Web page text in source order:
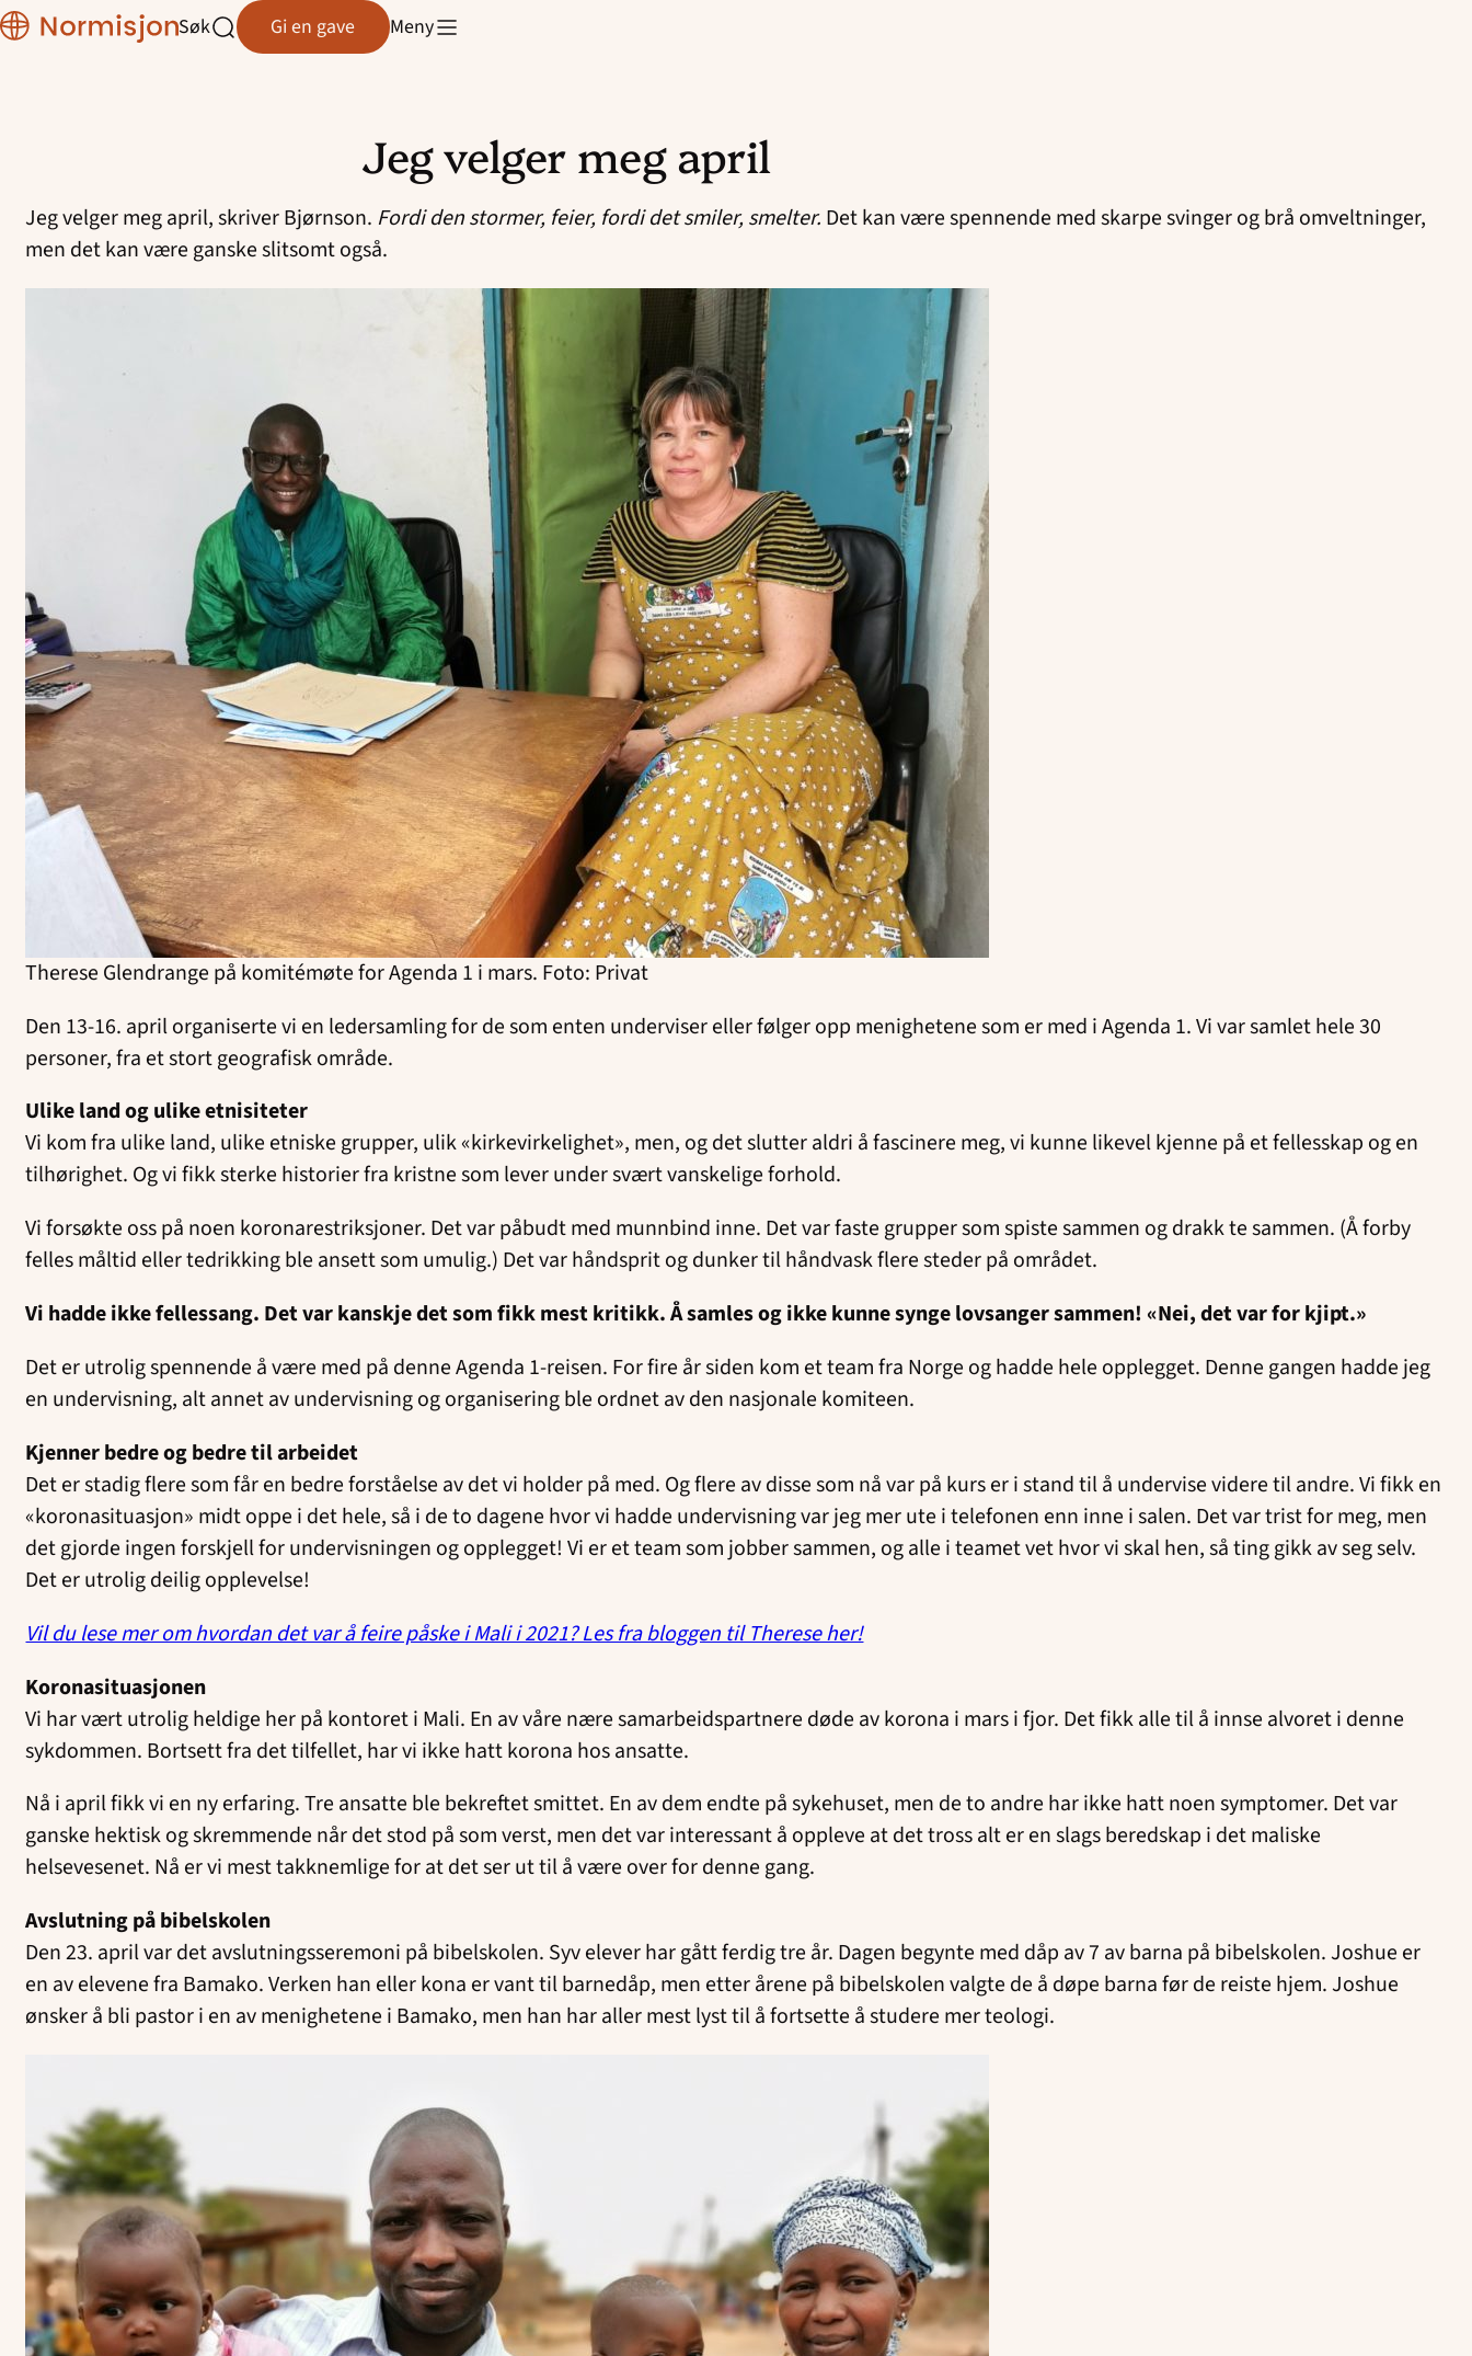
innhold
Normisjon
Åpne
Søk Gi en gave Meny
Normisjon Telemark
Normisjon Øst
Normisjon Østfold
Jeg velger meg april
Jeg velger meg april, skriver Bjørnson. Fordi den stormer, feier, fordi det smiler, smelter. Det kan være spennende med skarpe svinger og brå omveltninger,
men det kan være ganske slitsomt også.
Therese Glendrange på komitémøte for Agenda 1 i mars. Foto: Privat
Den 13-16. april organiserte vi en ledersamling for de som enten underviser eller følger opp menighetene som er med i Agenda 1. Vi var samlet hele 30
personer, fra et stort geografisk område.
Ulike land og ulike etnisiteter
Vi kom fra ulike land, ulike etniske grupper, ulik «kirkevirkelighet», men, og det slutter aldri å fascinere meg, vi kunne likevel kjenne på et fellesskap og en
tilhørighet. Og vi fikk sterke historier fra kristne som lever under svært vanskelige forhold.
Vi forsøkte oss på noen koronarestriksjoner. Det var påbudt med munnbind inne. Det var faste grupper som spiste sammen og drakk te sammen. (Å forby
felles måltid eller tedrikking ble ansett som umulig.) Det var håndsprit og dunker til håndvask flere steder på området.
Vi hadde ikke fellessang. Det var kanskje det som fikk mest kritikk. Å samles og ikke kunne synge lovsanger sammen! «Nei, det var for kjipt.»
Det er utrolig spennende å være med på denne Agenda 1-reisen. For fire år siden kom et team fra Norge og hadde hele opplegget. Denne gangen hadde jeg
en undervisning, alt annet av undervisning og organisering ble ordnet av den nasjonale komiteen.
Kjenner bedre og bedre til arbeidet
Det er stadig flere som får en bedre forståelse av det vi holder på med. Og flere av disse som nå var på kurs er i stand til å undervise videre til andre. Vi fikk en
«koronasituasjon» midt oppe i det hele, så i de to dagene hvor vi hadde undervisning var jeg mer ute i telefonen enn inne i salen. Det var trist for meg, men
det gjorde ingen forskjell for undervisningen og opplegget! Vi er et team som jobber sammen, og alle i teamet vet hvor vi skal hen, så ting gikk av seg selv.
Det er utrolig deilig opplevelse!
Vil du lese mer om hvordan det var å feire påske i Mali i 2021? Les fra bloggen til Therese her!
Koronasituasjonen
Vi har vært utrolig heldige her på kontoret i Mali. En av våre nære samarbeidspartnere døde av korona i mars i fjor. Det fikk alle til å innse alvoret i denne
sykdommen. Bortsett fra det tilfellet, har vi ikke hatt korona hos ansatte.
Nå i april fikk vi en ny erfaring. Tre ansatte ble bekreftet smittet. En av dem endte på sykehuset, men de to andre har ikke hatt noen symptomer. Det var
ganske hektisk og skremmende når det stod på som verst, men det var interessant å oppleve at det tross alt er en slags beredskap i det maliske
helsevesenet. Nå er vi mest takknemlige for at det ser ut til å være over for denne gang.
Avslutning på bibelskolen
Den 23. april var det avslutningsseremoni på bibelskolen. Syv elever har gått ferdig tre år. Dagen begynte med dåp av 7 av barna på bibelskolen. Joshue er
en av elevene fra Bamako. Verken han eller kona er vant til barnedåp, men etter årene på bibelskolen valgte de å døpe barna før de reiste hjem. Joshue
ønsker å bli pastor i en av menighetene i Bamako, men han har aller mest lyst til å fortsette å studere mer teologi.